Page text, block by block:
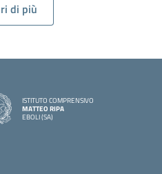
di più
ISTITUTO COMPRENSIVO
MATTEO RIPA
EBOLI (SA)